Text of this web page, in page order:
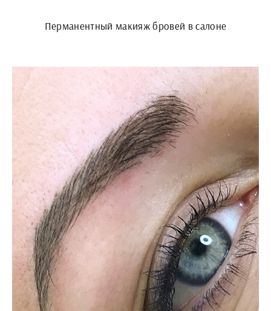
Перманентный макияж бровей в салоне